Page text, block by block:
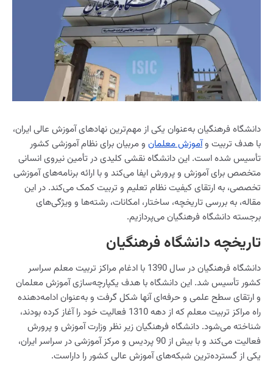
دانشگاه فرهنگیان به‌عنوان یکی از مهم‌ترین نهادهای آموزش عالی ایران،
با هدف تربیت وآموزش معلمان و مربیان برای نظام آموزشی کشور
تأسیس شده است. این دانشگاه نقشی کلیدی در تأمین نیروی انسانی
متخصص برای آموزش و پرورش ایفا می‌کند و با ارائه برنامه‌های آموزشی
تخصصی، به ارتقای کیفیت نظام تعلیم و تربیت کمک می‌کند. در این
مقاله، به بررسی تاریخچه، ساختار، امکانات، رشته‌ها و ویژگی‌های
برجسته دانشگاه فرهنگیان می‌پردازیم.
تاریخچه دانشگاه فرهنگیان
دانشگاه فرهنگیان در سال 1390 با ادغام مراکز تربیت معلم سراسر
کشور تأسیس شد. این دانشگاه با هدف یکپارچه‌سازی آموزش معلمان
و ارتقای سطح علمی و حرفه‌ای آنها شکل گرفت و به‌عنوان ادامه‌دهنده
راه مراکز تربیت معلم که از دهه 1310 فعالیت خود را آغاز کرده بودند،
شناخته می‌شود. دانشگاه فرهنگیان زیر نظر وزارت آموزش و پرورش
فعالیت می‌کند و با بیش از 90 پردیس و مرکز آموزشی در سراسر ایران،
یکی از گسترده‌ترین شبکه‌های آموزش عالی کشور را داراست.